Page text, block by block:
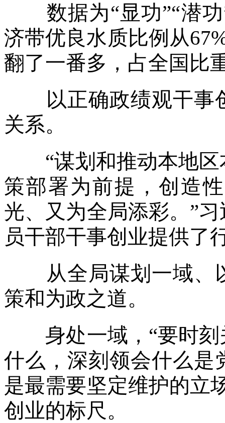
数据为“显功”“潜功
济带优良水质比例从
翻了一番多，占全国比
以正确政绩观干事
关系。
“谋划和推动本地区
策部署为前提，创造
光、又为全局添彩。”
员干部干事创业提供了
从全局谋划一域、
策和为政之道。
身处一域，“要时刻
什么，深刻领会什么是
是最需要坚定维护的立
创业的标尺。